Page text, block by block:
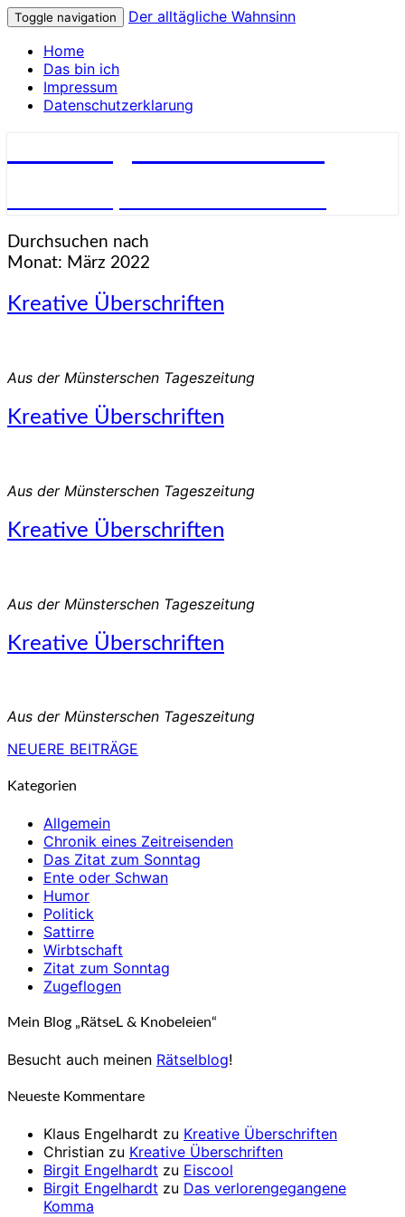
Toggle navigation
Der alltägliche Wahnsinn
Home
Das bin ich
Impressum
Datenschutzerklarung
Durchsuchen nach
Monat: März 2022
Kreative
Überschriften
Kreative Überschriften
Aus der Münsterschen Tageszeitung
Kreative
Überschriften
Kreative Überschriften
Aus der Münsterschen Tageszeitung
Kreative
Überschriften
Kreative Überschriften
Aus der Münsterschen Tageszeitung
Kreative
Überschriften
Kreative Überschriften
Aus der Münsterschen Tageszeitung
Beitragsnavigation
NEUERE BEITRÄGE
Kategorien
Allgemein
Chronik eines Zeitreisenden
Das Zitat zum Sonntag
Ente oder Schwan
Humor
Politick
Sattirre
Wirbtschaft
Zitat zum Sonntag
Zugeflogen
Mein Blog „RätseL & Knobeleien“
Besucht auch meinen Rätselblog!
Neueste Kommentare
Klaus Engelhardt zu Kreative Überschriften
Christian zu Kreative Überschriften
Birgit Engelhardt zu Eiscool
Birgit Engelhardt zu Das verlorengegangene
Komma